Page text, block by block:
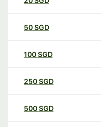
50SGD
100SGD
250SGD
500SGD